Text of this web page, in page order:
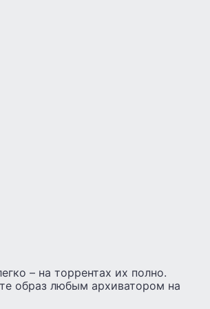
– на торрентах их полно.
образ любым архиватором на